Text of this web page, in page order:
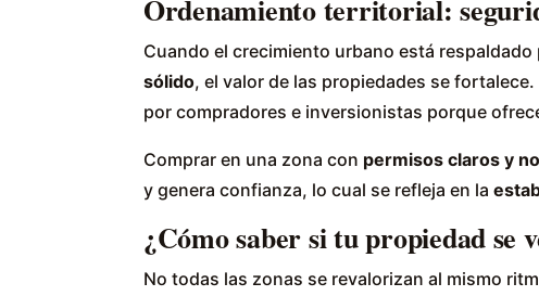
Ordenamiento territorial:
Cuando el crecimiento urbano está respaldado
sólido, el valor de las propiedades se
por compradores e inversionistas porque
Comprar en una zona con permisos claros y
y genera confianza, lo cual se refleja en la
¿Cómo saber si tu propiedad se
No todas las zonas se revalorizan al mismo